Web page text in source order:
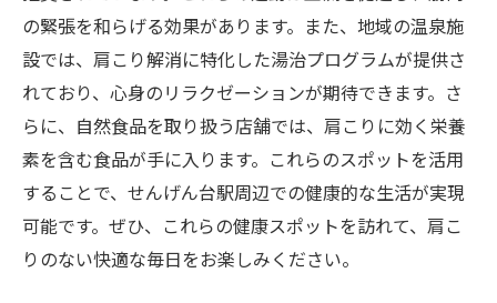
の緊張を和らげる効果があります。また、地域の温泉施
設では、肩こり解消に特化した湯治プログラムが提供さ
れており、心身のリラクゼーションが期待できます。さ
らに、自然食品を取り扱う店舗では、肩こりに効く栄養
素を含む食品が手に入ります。これらのスポットを活用
することで、せんげん台駅周辺での健康的な生活が実現
可能です。ぜひ、これらの健康スポットを訪れて、肩こ
りのない快適な毎日をお楽しみください。